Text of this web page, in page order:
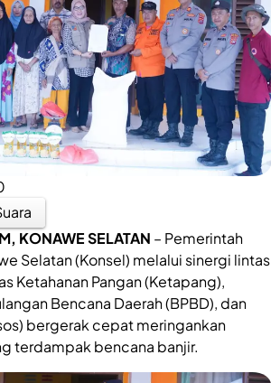
KONAWE SELATAN – Pemerintah
Selatan (Konsel) melalui sinergi lintas
Ketahanan Pangan (Ketapang),
Bencana Daerah (BPBD), dan
bergerak cepat meringankan
terdampak bencana banjir.